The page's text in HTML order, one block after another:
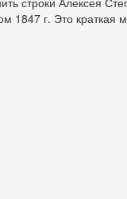
1847 г. Это